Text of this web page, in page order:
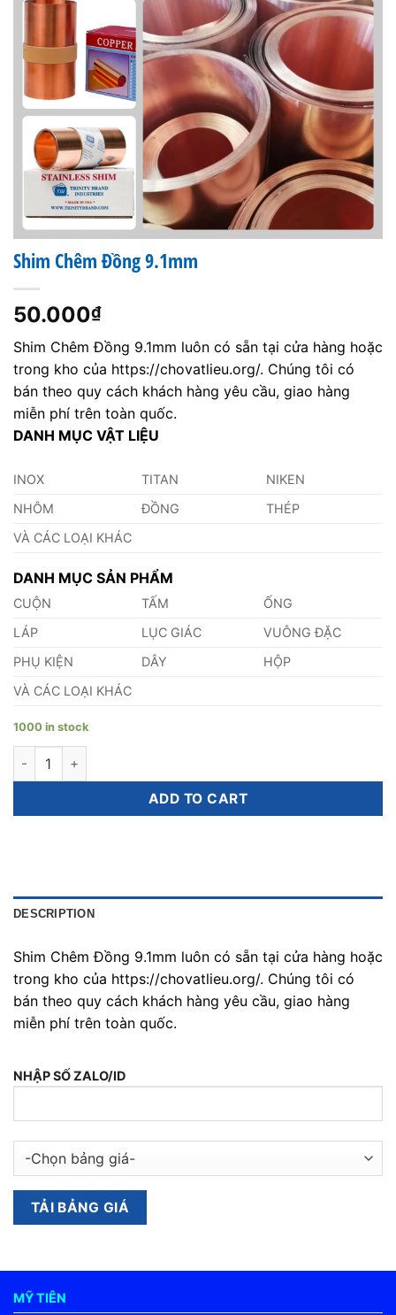
Shim Chêm Đồng 9.1mm
50.000₫
Shim Chêm Đồng 9.1mm luôn có sẵn tại cửa hàng hoặc
trong kho của https://chovatlieu.org/. Chúng tôi có
bán theo quy cách khách hàng yêu cầu, giao hàng
miễn phí trên toàn quốc.
DANH MỤC VẬT LIỆU
INOX TITAN
NIKEN
NHÔM
ĐỒNG
THÉP
VÀ CÁC LOẠI KHÁC
DANH MỤC SẢN PHẨM
CUỘN TẤM
ỐNG
LÁP
LỤC GIÁC
VUÔNG ĐẶC
PHỤ KIỆN
DÂY
HỘP
VÀ CÁC LOẠI KHÁC
1000 in stock
Shim Chêm Đồng 9.1mm quantity
ADD TO CART
DESCRIPTION
Shim Chêm Đồng 9.1mm luôn có sẵn tại cửa hàng hoặc
trong kho của https://chovatlieu.org/. Chúng tôi có
bán theo quy cách khách hàng yêu cầu, giao hàng
miễn phí trên toàn quốc.
NHẬP SỐ ZALO/ID
MỸ TIÊN